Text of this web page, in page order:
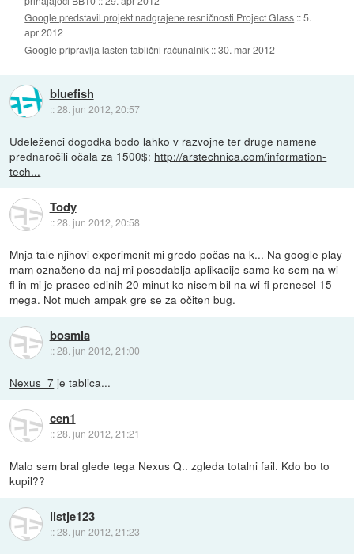
Google predstavil projekt nadgrajene resničnosti Project Glass ::5.
apr 2012
Google pripravlja lasten tablični računalnik ::30. mar 2012
bluefish
::28. jun 2012, 20:57
Udeleženci dogodka bodo lahko v razvojne ter druge namene
prednaročili očala za 1500$: http://arstechnica.com/information-
tech...
Tody
::28. jun 2012, 20:58
Mnja tale njihovi experimenit mi gredo počas na k... Na google play
mam označeno da naj mi posodablja aplikacije samo ko sem na wi-
fi in mi je prasec edinih 20 minut ko nisem bil na wi-fi prenesel 15
mega. Not much ampak gre se za očiten bug.
bosmla
::28. jun 2012, 21:00
Nexus_7 je tablica...
cen1
::28. jun 2012, 21:21
Malo sem bral glede tega Nexus Q.. zgleda totalni fail. Kdo bo to
kupil??
listje123
::28. jun 2012, 21:23